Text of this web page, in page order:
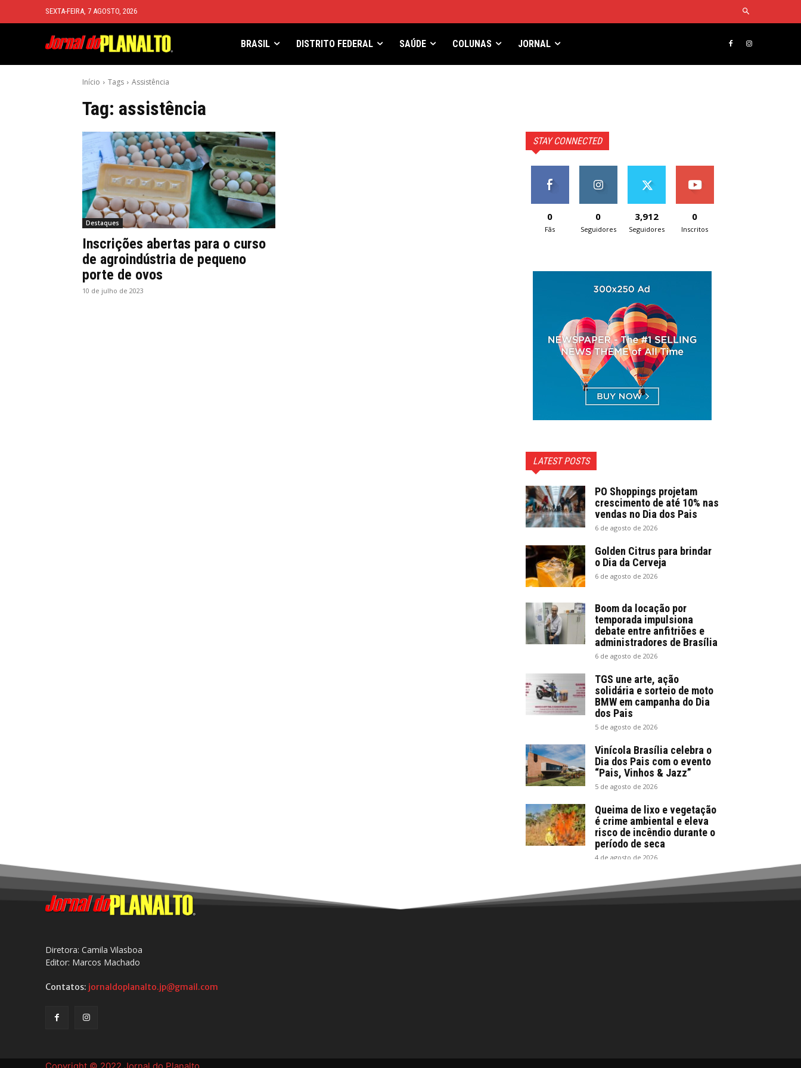
SEXTA-FEIRA, 7 AGOSTO, 2026
BRASIL DISTRITO FEDERAL SAÚDE COLUNAS JORNAL
Início Tags Assistência
Tag: assistência
Destaques
Inscrições abertas para o curso
de agroindústria de pequeno
porte de ovos
10 de julho de 2023
STAY CONNECTED
0
Fãs
0
Seguidores
3,912
Seguidores
0
Inscritos
LATEST POSTS
PO Shoppings projetam
crescimento de até 10% nas
vendas no Dia dos Pais
6 de agosto de 2026
Golden Citrus para brindar
o Dia da Cerveja
6 de agosto de 2026
Boom da locação por
temporada impulsiona
debate entre anfitriões e
administradores de Brasília
6 de agosto de 2026
TGS une arte, ação
solidária e sorteio de moto
BMW em campanha do Dia
dos Pais
5 de agosto de 2026
Vinícola Brasília celebra o
Dia dos Pais com o evento
“Pais, Vinhos & Jazz”
5 de agosto de 2026
Queima de lixo e vegetação
é crime ambiental e eleva
risco de incêndio durante o
período de seca
4 de agosto de 2026
Diretora: Camila Vilasboa
Editor: Marcos Machado
Contatos: jornaldoplanalto.jp@gmail.com